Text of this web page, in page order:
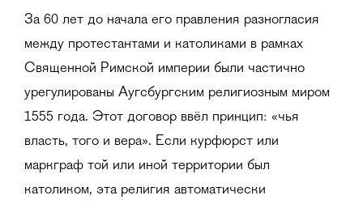
За 60 лет до начала его правления разногласия
между протестантами и католиками в рамках
Священной Римской империи были частично
урегулированы Аугсбургским религиозным миром
1555 года. Этот договор ввёл принцип: «чья
власть, того и вера». Если курфюрст или
маркграф той или иной территории был
католиком, эта религия автоматически